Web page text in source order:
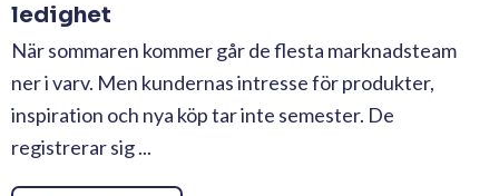
ledighet
När sommaren kommer går de flesta marknadsteam
ner i varv. Men kundernas intresse för produkter,
inspiration och nya köp tar inte semester. De
registrerar sig ...